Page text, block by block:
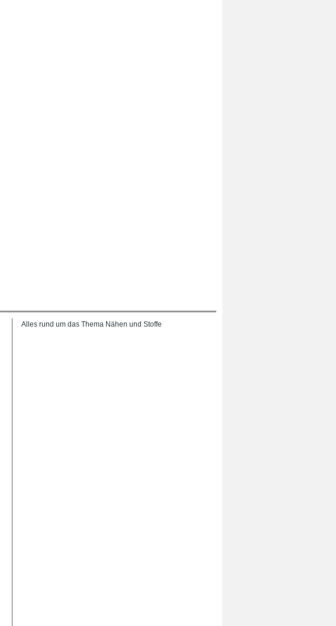
Alles rund um das Thema Nähen und Stoffe